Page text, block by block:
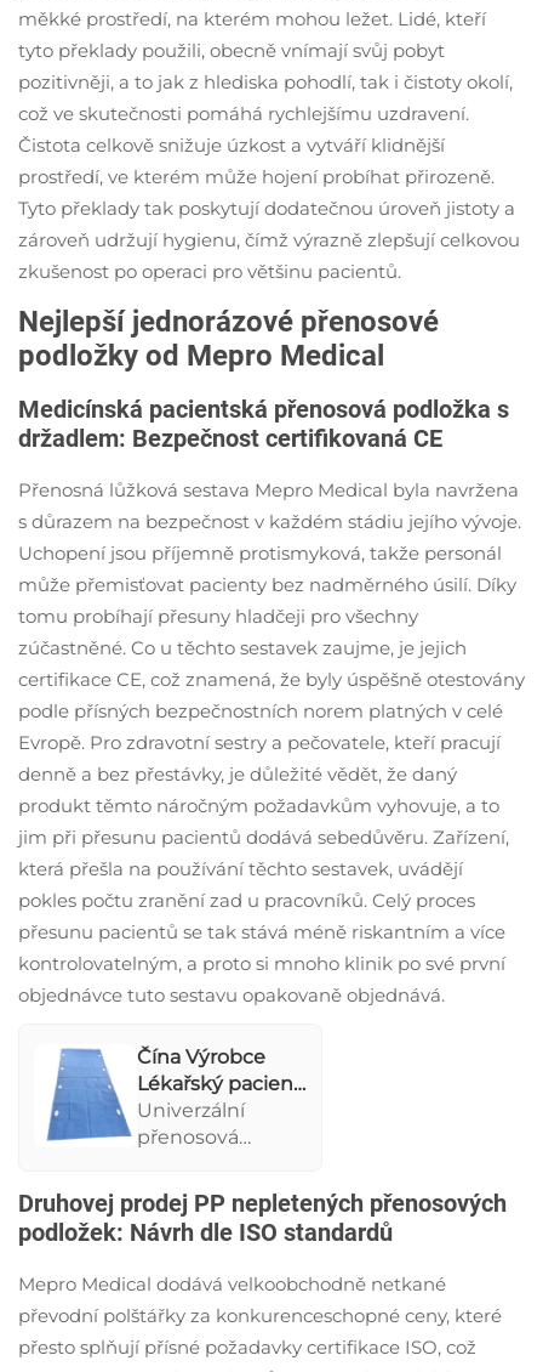
měkké prostředí, na kterém mohou ležet. Lidé, kteří
tyto překlady použili, obecně vnímají svůj pobyt
pozitivněji, a to jak z hlediska pohodlí, tak i čistoty okolí,
což ve skutečnosti pomáhá rychlejšímu uzdravení.
Čistota celkově snižuje úzkost a vytváří klidnější
prostředí, ve kterém může hojení probíhat přirozeně.
Tyto překlady tak poskytují dodatečnou úroveň jistoty a
zároveň udržují hygienu, čímž výrazně zlepšují celkovou
zkušenost po operaci pro většinu pacientů.
Nejlepší jednorázové přenosové
podložky od Mepro Medical
Medicínská pacientská přenosová podložka s
držadlem: Bezpečnost certifikovaná CE
Přenosná lůžková sestava Mepro Medical byla navržena
s důrazem na bezpečnost v každém stádiu jejího vývoje.
Uchopení jsou příjemně protismyková, takže personál
může přemisťovat pacienty bez nadměrného úsilí. Díky
tomu probíhají přesuny hladčeji pro všechny
zúčastněné. Co u těchto sestavek zaujme, je jejich
certifikace CE, což znamená, že byly úspěšně otestovány
podle přísných bezpečnostních norem platných v celé
Evropě. Pro zdravotní sestry a pečovatele, kteří pracují
denně a bez přestávky, je důležité vědět, že daný
produkt těmto náročným požadavkům vyhovuje, a to
jim při přesunu pacientů dodává sebedůvěru. Zařízení,
která přešla na používání těchto sestavek, uvádějí
pokles počtu zranění zad u pracovníků. Celý proces
přesunu pacientů se tak stává méně riskantním a více
kontrolovatelným, a proto si mnoho klinik po své první
objednávce tuto sestavu opakovaně objednává.
Čína Výrobce
Lékařský pacient
Transfer Pad
Jednorazový
rukojetí
Univerzální
přenosová
vyrobená z
trvanlivého
nepleteného
praktickými
držadly pro
bezpečný pohyb
Druhovej prodej PP nepletených přenosových
podložek: Návrh dle ISO standardů
Mepro Medical dodává velkoobchodně netkané
převodní polštářky za konkurenceschopné ceny, které
přesto splňují přísné požadavky certifikace ISO, což